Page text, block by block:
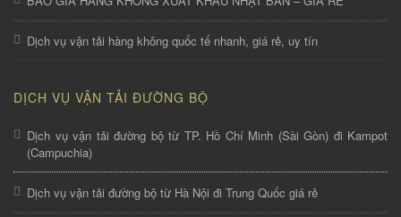
Dịch vụ vận tải hàng không quốc tế nhanh, giá rẻ, uy tín
DỊCH VỤ VẬN TẢI ĐƯỜNG BỘ
Dịch vụ vận tải đường bộ từ TP. Hồ Chí Minh (Sài Gòn) đi Kampot
(Campuchia)
Dịch vụ vận tải đường bộ từ Hà Nội đi Trung Quốc giá rẻ